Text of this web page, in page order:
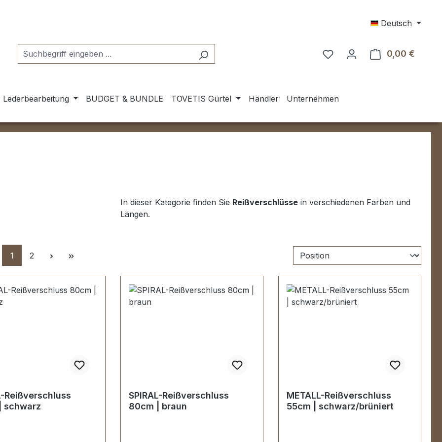
Deutsch
0,00 €
BUDGET & BUNDLE TOVETIS Gürtel Händler Unternehmen
In dieser Kategorie finden Sie Reißverschlüsse in verschiedenen Farben und
Längen.
Seite
1 Seite
2
Reißverschluss
schwarz
SPIRAL-Reißverschluss
80cm | braun
METALL-Reißverschluss
55cm | schwarz/brüniert